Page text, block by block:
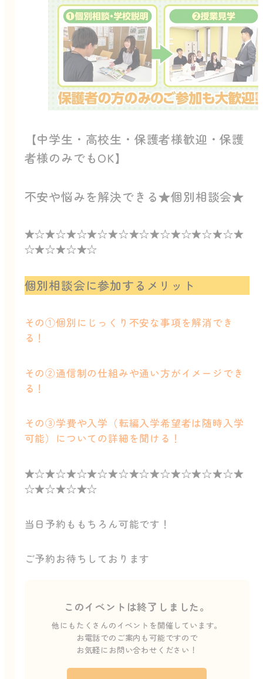
【中学生・高校生・保護者様歓迎・保護
者様のみでもOK】
不安や悩みを解決できる★個別相談会★
★☆★☆★☆★☆★☆★☆★☆★☆★☆★☆★
☆★☆★☆★☆
個別相談会に参加するメリット
その①個別にじっくり不安な事項を解消でき
る！
その②通信制の仕組みや通い方がイメージでき
る！
その③学費や入学（転編入学希望者は随時入学
可能）についての詳細を聞ける！
★☆★☆★☆★☆★☆★☆★☆★☆★☆★☆★
☆★☆★☆★☆
当日予約ももちろん可能です！
ご予約お待ちしております
このイベントは終了しました。
他にもたくさんのイベントを開催しています。
お電話でのご案内も可能ですので
お気軽にお問い合わせください！